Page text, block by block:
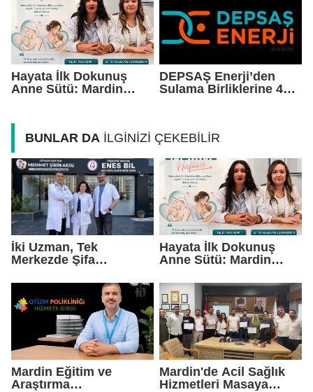
Hayata İlk Dokunuş
Anne Sütü: Mardin
DEPSAŞ Enerji’den
Sulama Birliklerine 48
BUNLAR DA İLGİNİZİ ÇEKEBİLİR
İki Uzman, Tek
Merkezde Şifa
Hayata İlk Dokunuş
Anne Sütü: Mardin
Farkındalık Çağrısı
Mardin Eğitim ve
Araştırma
Mardin'de Acil Sağlık
Hizmetleri Masaya